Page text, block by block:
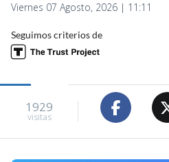
Viernes 07 Agosto, 2026 | 11:11
Seguimos criterios de
1929
visitas